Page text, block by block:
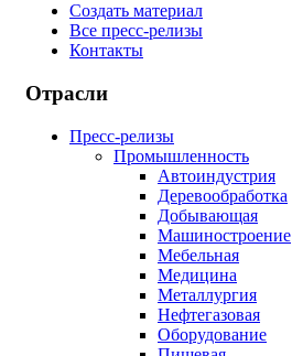
Создать материал
Все пресс-релизы
Контакты
Отрасли
Пресс-релизы
Промышленность
Автоиндустрия
Деревообработка
Добывающая
Машиностроение
Мебельная
Медицина
Металлургия
Нефтегазовая
Оборудование